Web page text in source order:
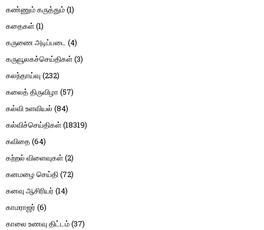
கண்ணும் கருத்தும்(1)
கதைகள்(1)
கருணை அடிப்படை (4)
கருவூலகச்செய்திகள்(3)
கலந்தாய்வு (232)
கலைத் திருவிழா (57)
கல்வி உளவியல் (84)
கல்விச்செய்திகள்(18319)
கவிதை(64)
கற்றல் விளைவுகள்(2)
கனமழை செய்தி(72)
கனவு ஆசிரியர் (14)
காமராஜர் (6)
காலை உணவு திட்டம்(37)